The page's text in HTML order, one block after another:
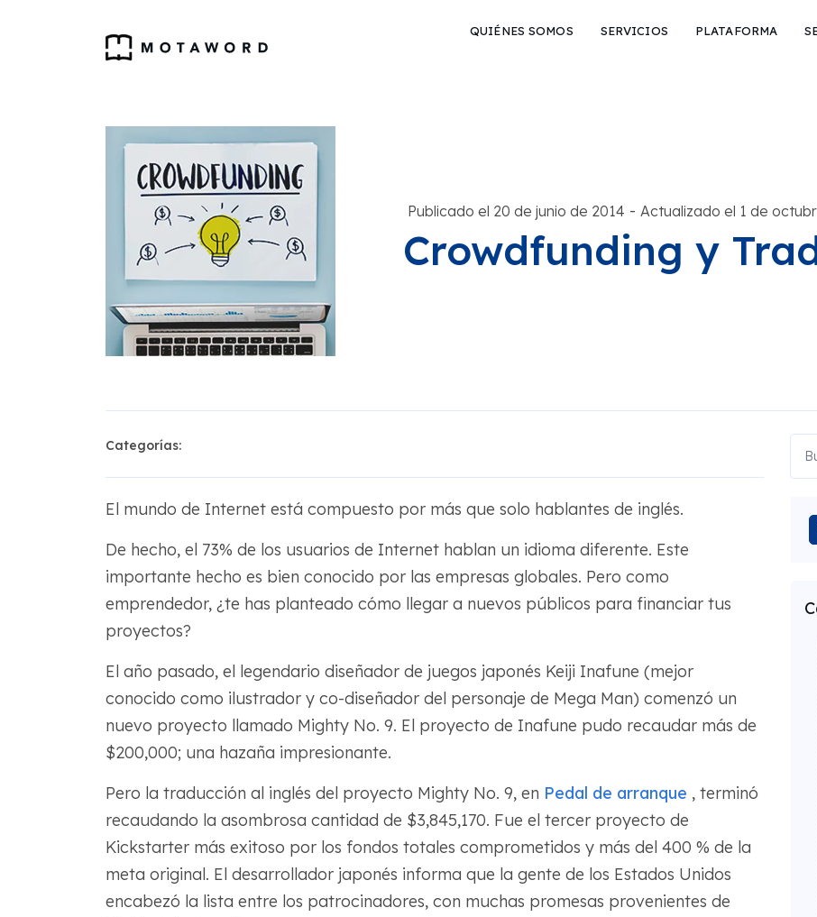
QUIÉNES SOMOS SERVICIOS PLATAFORMA
Publicado el 20 de junio de 2014 - Actualizado el 1 de
Crowdfunding y
Categorías:
El mundo de Internet está compuesto por más que solo hablantes de inglés.
De hecho, el 73% de los usuarios de Internet hablan un idioma diferente. Este
importante hecho es bien conocido por las empresas globales. Pero como
emprendedor, ¿te has planteado cómo llegar a nuevos públicos para financiar tus
proyectos?
El año pasado, el legendario diseñador de juegos japonés Keiji Inafune (mejor
conocido como ilustrador y co-diseñador del personaje de Mega Man) comenzó un
nuevo proyecto llamado Mighty No. 9. El proyecto de Inafune pudo recaudar más de
$200,000; una hazaña impresionante.
Pero la traducción al inglés del proyecto Mighty No. 9, en Pedal de arranque , terminó
recaudando la asombrosa cantidad de $3,845,170. Fue el tercer proyecto de
Kickstarter más exitoso por los fondos totales comprometidos y más del 400 % de la
meta original. El desarrollador japonés informa que la gente de los Estados Unidos
encabezó la lista entre los patrocinadores, con muchas promesas provenientes de